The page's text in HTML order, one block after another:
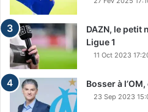
DAZN, le petit
Ligue 1
11 Oct 2023
Bosser à
23 Sep 2023